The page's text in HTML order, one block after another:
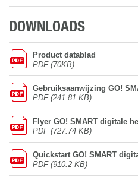
DOWNLOADS
Product datablad
PDF (70KB)
Gebruiksaanwijzing GO!
PDF (241.81 KB)
Flyer GO! SMART digitale
PDF (727.74 KB)
Quickstart GO! SMART
PDF (910.2 KB)